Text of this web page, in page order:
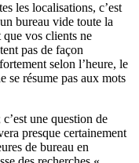
les localisations, c’est
bureau vide toute la
que vos clients ne
pas de façon
selon l’heure, le
résume pas aux mots
une question de
presque certainement
de bureau en